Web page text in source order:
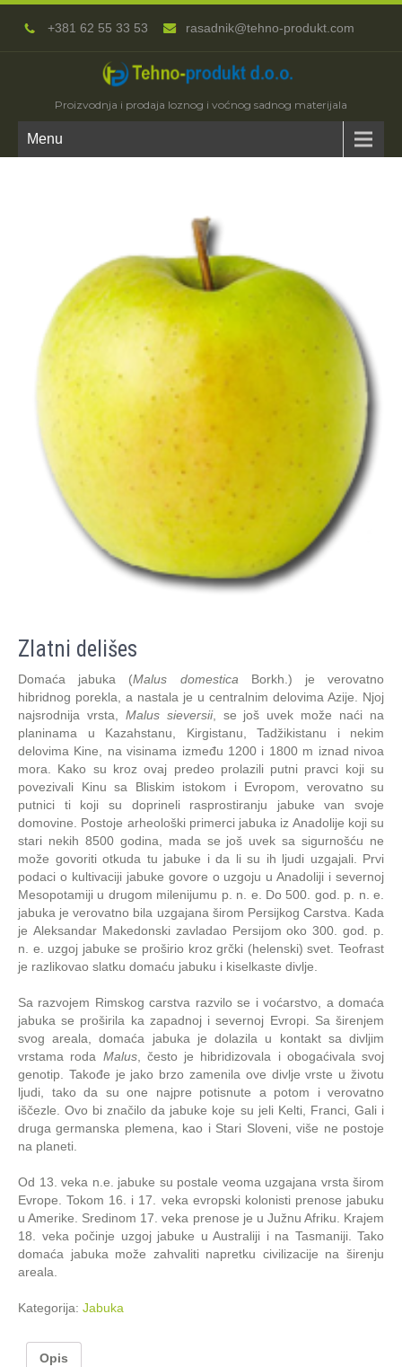
+381 62 55 33 53 rasadnik@tehno-produkt.com
Proizvodnja i prodaja loznog i voćnog sadnog materijala
Menu
Zlatni delišes
Domaća jabuka (Malus domesticaBorkh.) je verovatno
hibridnog porekla, a nastala je u centralnim delovima Azije. Njoj
najsrodnija vrsta, Malus sieversii, se još uvek može naći na
planinama u Kazahstanu, Kirgistanu, Tadžikistanu i nekim
delovima Kine, na visinama između 1200 i 1800 m iznad nivoa
mora. Kako su kroz ovaj predeo prolazili putni pravci koji su
povezivali Kinu sa Bliskim istokom i Evropom, verovatno su
putnici ti koji su doprineli rasprostiranju jabuke van svoje
domovine. Postoje arheološki primerci jabuka iz Anadolije koji su
stari nekih 8500 godina, mada se još uvek sa sigurnošću ne
može govoriti otkuda tu jabuke i da li su ih ljudi uzgajali. Prvi
podaci o kultivaciji jabuke govore o uzgoju u Anadoliji i severnoj
Mesopotamiji u drugom milenijumu p. n. e. Do 500. god. p. n. e.
jabuka je verovatno bila uzgajana širom Persijkog Carstva. Kada
je Aleksandar Makedonskizavladao Persijom oko 300. god. p.
n. e. uzgoj jabuke se proširio kroz grčki (helenski) svet. Teofrast
je razlikovao slatku domaću jabuku i kiselkaste divlje.
Sa razvojem Rimskog carstva razvilo se i voćarstvo, a domaća
jabuka se proširila ka zapadnoj i severnoj Evropi. Sa širenjem
svog areala, domaća jabuka je dolazila u kontakt sa divljim
vrstama roda Malus, često je hibridizovala i obogaćivala svoj
genotip. Takođe je jako brzo zamenila ove divlje vrste u životu
ljudi, tako da su one najpre potisnute a potom i verovatno
iščezle. Ovo bi značilo da jabuke koje su jeli Kelti, Franci, Gali i
druga germanska plemena, kao i Stari Sloveni, više ne postoje
na planeti.
Od 13. veka n.e. jabuke su postale veoma uzgajana vrsta širom
Evrope. Tokom 16. i 17. veka evropski kolonisti prenose jabuku
u Amerike. Sredinom 17. veka prenose je u Južnu Afriku. Krajem
18. veka počinje uzgoj jabuke u Australiji i na Tasmaniji. Tako
domaća jabuka može zahvaliti napretku civilizacije na širenju
areala.
Kategorija: Jabuka
Opis